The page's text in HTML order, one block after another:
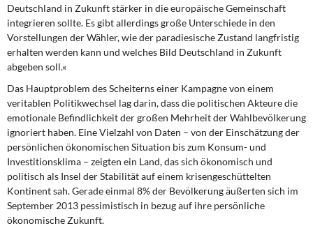
Deutschland in Zukunft stärker in die europäische Gemeinschaft
integrieren sollte. Es gibt allerdings große Unterschiede in den
Vorstellungen der Wähler, wie der paradiesische Zustand langfristig
erhalten werden kann und welches Bild Deutschland in Zukunft
abgeben soll.«
Das Hauptproblem des Scheiterns einer Kampagne von einem
veritablen Politikwechsel lag darin, dass die politischen Akteure die
emotionale Befindlichkeit der großen Mehrheit der Wahlbevölkerung
ignoriert haben. Eine Vielzahl von Daten – von der Einschätzung der
persönlichen ökonomischen Situation bis zum Konsum- und
Investitionsklima – zeigten ein Land, das sich ökonomisch und
politisch als Insel der Stabilität auf einem krisengeschüttelten
Kontinent sah. Gerade einmal 8% der Bevölkerung äußerten sich im
September 2013 pessimistisch in bezug auf ihre persönliche
ökonomische Zukunft.